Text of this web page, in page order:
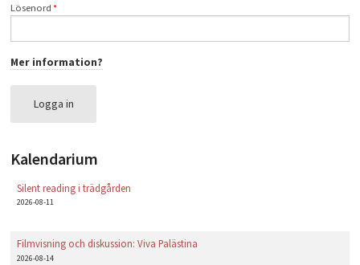
PLAY
Lösenord*
Mer information?
Logga in
Kalendarium
Silent reading i trädgården
2026-08-11
Filmvisning och diskussion: Viva Palästina
2026-08-14